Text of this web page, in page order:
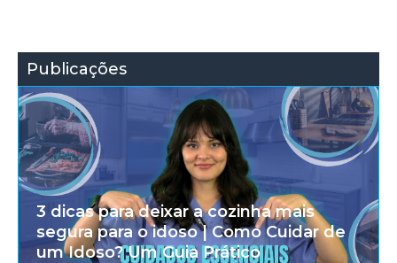
Publicações
3 dicas para deixar a cozinha mais
segura para o idoso | Como Cuidar de
um Idoso? Um Guia Prático